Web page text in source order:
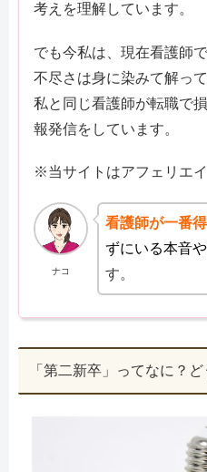
考えを理解しています。
でも今私は、現在看護師
不尽さは身に染みて解って
私と同じ看護師が転職で
報発信をしています。
※当サイトはアフェリエ
ナコ
看護師が一番
ずにいる本音
す。
「第二新卒」ってなに？